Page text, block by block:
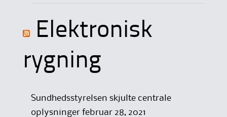
Elektronisk
rygning
Sundhedsstyrelsen skjulte centrale
oplysninger februar 28, 2021